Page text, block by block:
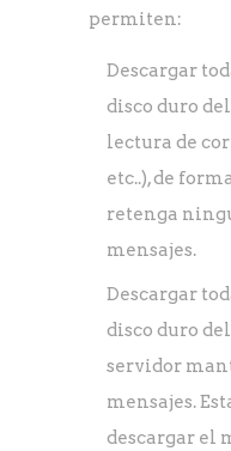
permiten:
Descargar
disco duro
lectura de
etc..), de
retenga
mensajes.
Descargar
disco duro
servidor
mensajes.
descargar el